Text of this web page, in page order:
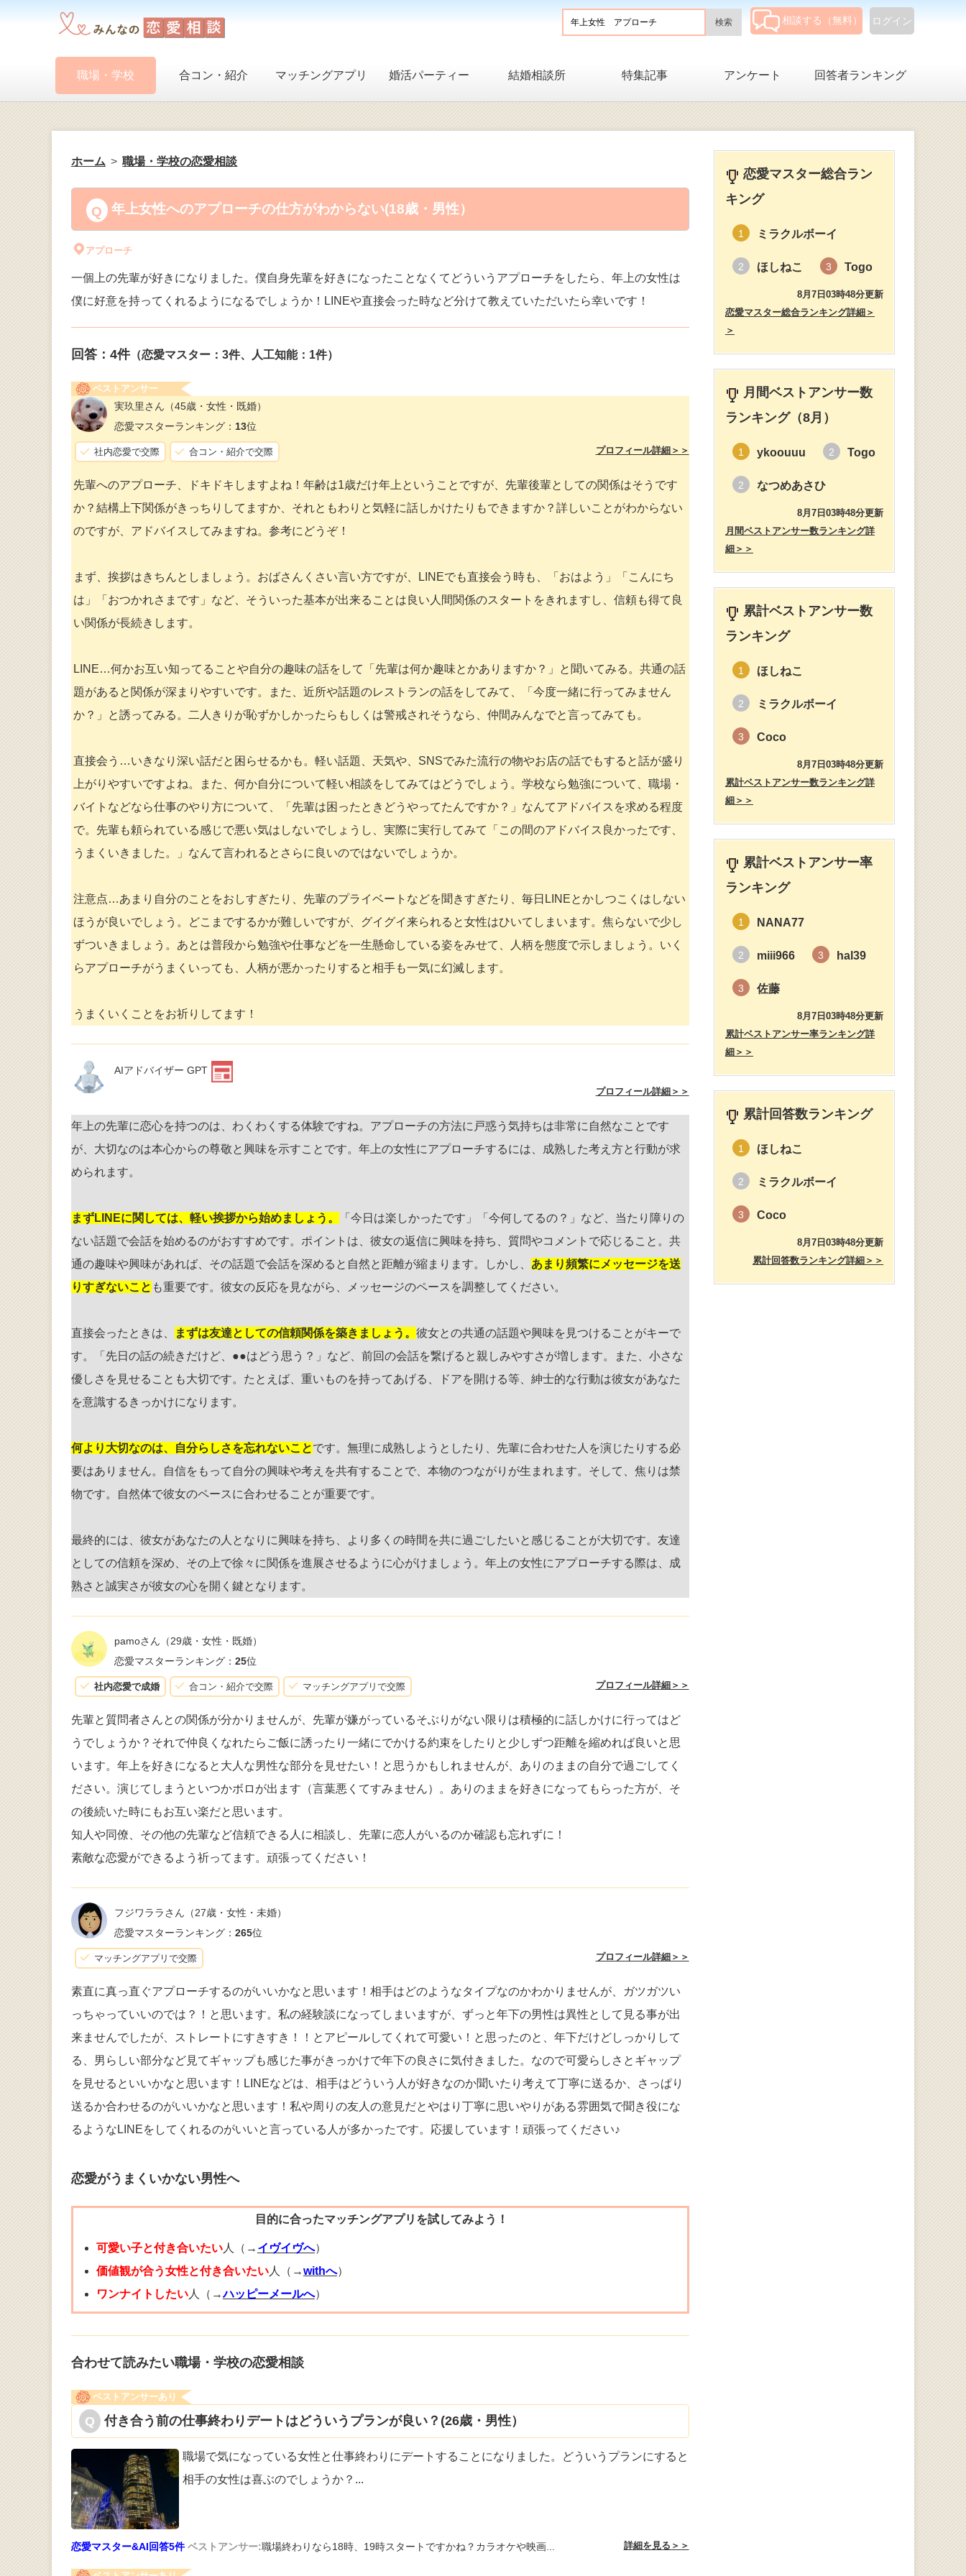
ログイン
相談する（無料）
職場・学校 合コン・紹介 マッチングアプリ 婚活パーティー 結婚相談所 特集記事 アンケート 回答者ランキング
ホーム 職場・学校の恋愛相談
年上女性へのアプローチの仕方がわからない(18歳・男性）
アプローチ
一個上の先輩が好きになりました。僕自身先輩を好きになったことなくてどういうアプローチをしたら、年上の女性は
僕に好意を持ってくれるようになるでしょうか！LINEや直接会った時など分けて教えていただいたら幸いです！
回答： 4件（恋愛マスター：3件、人工知能：1件）
ベストアンサー
実玖里さん （45歳・女性・既婚）
恋愛マスターランキング： 13位
社内恋愛で交際 合コン・紹介で交際 プロフィール詳細＞＞
先輩へのアプローチ、ドキドキしますよね！年齢は1歳だけ年上ということですが、先輩後輩としての関係はそうです
か？結構上下関係がきっちりしてますか、それともわりと気軽に話しかけたりもできますか？詳しいことがわからない
のですが、アドバイスしてみますね。参考にどうぞ！
まず、挨拶はきちんとしましょう。おばさんくさい言い方ですが、LINEでも直接会う時も、「おはよう」「こんにち
は」「おつかれさまです」など、そういった基本が出来ることは良い人間関係のスタートをきれますし、信頼も得て良
い関係が長続きします。
LINE…何かお互い知ってることや自分の趣味の話をして「先輩は何か趣味とかありますか？」と聞いてみる。共通の話
題があると関係が深まりやすいです。また、近所や話題のレストランの話をしてみて、「今度一緒に行ってみません
か？」と誘ってみる。二人きりが恥ずかしかったらもしくは警戒されそうなら、仲間みんなでと言ってみても。
直接会う…いきなり深い話だと困らせるかも。軽い話題、天気や、SNSでみた流行の物やお店の話でもすると話が盛り
上がりやすいですよね。また、何か自分について軽い相談をしてみてはどうでしょう。学校なら勉強について、職場・
バイトなどなら仕事のやり方について、「先輩は困ったときどうやってたんですか？」なんてアドバイスを求める程度
で。先輩も頼られている感じで悪い気はしないでしょうし、実際に実行してみて「この間のアドバイス良かったです、
うまくいきました。」なんて言われるとさらに良いのではないでしょうか。
注意点…あまり自分のことをおしすぎたり、先輩のプライベートなどを聞きすぎたり、毎日LINEとかしつこくはしない
ほうが良いでしょう。どこまでするかが難しいですが、グイグイ来られると女性はひいてしまいます。焦らないで少し
ずついきましょう。あとは普段から勉強や仕事などを一生懸命している姿をみせて、人柄を態度で示しましょう。いく
らアプローチがうまくいっても、人柄が悪かったりすると相手も一気に幻滅します。
うまくいくことをお祈りしてます！
AIアドバイザー GPT
プロフィール詳細＞＞
年上の先輩に恋心を持つのは、わくわくする体験ですね。アプローチの方法に戸惑う気持ちは非常に自然なことです
が、大切なのは本心からの尊敬と興味を示すことです。年上の女性にアプローチするには、成熟した考え方と行動が求
められます。
まずLINEに関しては、軽い挨拶から始めましょう。
「今日は楽しかったです」「今何してるの？」など、当たり障りの
ない話題で会話を始めるのがおすすめです。ポイントは、彼女の返信に興味を持ち、質問やコメントで応じること。共
通の趣味や興味があれば、その話題で会話を深めると自然と距離が縮まります。しかし、 あまり頻繁にメッセージを送
りすぎないこと も重要です。彼女の反応を見ながら、メッセージのペースを調整してください。
直接会ったときは、 まずは友達としての信頼関係を築きましょう。 彼女との共通の話題や興味を見つけることがキーで
す。「先日の話の続きだけど、●●はどう思う？」など、前回の会話を繋げると親しみやすさが増します。また、小さな
優しさを見せることも大切です。たとえば、重いものを持ってあげる、ドアを開ける等、紳士的な行動は彼女があなた
を意識するきっかけになります。
何より大切なのは、自分らしさを忘れないことです。無理に成熟しようとしたり、先輩に合わせた人を演じたりする必
要はありません。自信をもって自分の興味や考えを共有することで、本物のつながりが生まれます。そして、焦りは禁
物です。自然体で彼女のペースに合わせることが重要です。
最終的には、彼女があなたの人となりに興味を持ち、より多くの時間を共に過ごしたいと感じることが大切です。友達
としての信頼を深め、その上で徐々に関係を進展させるように心がけましょう。年上の女性にアプローチする際は、成
熟さと誠実さが彼女の心を開く鍵となります。
pamoさん （29歳・女性・既婚）
恋愛マスターランキング： 25位
社内恋愛で成婚 合コン・紹介で交際 マッチングアプリで交際 プロフィール詳細＞＞
先輩と質問者さんとの関係が分かりませんが、先輩が嫌がっているそぶりがない限りは積極的に話しかけに行ってはど
うでしょうか？それで仲良くなれたらご飯に誘ったり一緒にでかける約束をしたりと少しずつ距離を縮めれば良いと思
います。年上を好きになると大人な男性な部分を見せたい！と思うかもしれませんが、ありのままの自分で過ごしてく
ださい。演じてしまうといつかボロが出ます（言葉悪くてすみません）。ありのままを好きになってもらった方が、そ
の後続いた時にもお互い楽だと思います。
知人や同僚、その他の先輩など信頼できる人に相談し、先輩に恋人がいるのか確認も忘れずに！
素敵な恋愛ができるよう祈ってます。頑張ってください！
フジワララさん （27歳・女性・未婚）
恋愛マスターランキング： 265位
マッチングアプリで交際 プロフィール詳細＞＞
素直に真っ直ぐアプローチするのがいいかなと思います！相手はどのようなタイプなのかわかりませんが、ガツガツい
っちゃっていいのでは？！と思います。私の経験談になってしまいますが、ずっと年下の男性は異性として見る事が出
来ませんでしたが、ストレートにすきすき！！とアピールしてくれて可愛い！と思ったのと、年下だけどしっかりして
る、男らしい部分など見てギャップも感じた事がきっかけで年下の良さに気付きました。なので可愛らしさとギャップ
を見せるといいかなと思います！LINEなどは、相手はどういう人が好きなのか聞いたり考えて丁寧に送るか、さっぱり
送るか合わせるのがいいかなと思います！私や周りの友人の意見だとやはり丁寧に思いやりがある雰囲気で聞き役にな
るようなLINEをしてくれるのがいいと言っている人が多かったです。応援しています！頑張ってください♪
恋愛がうまくいかない男性へ
目的に合ったマッチングアプリを試してみよう！
可愛い子と付き合いたい人（→ イヴイヴへ）
価値観が合う女性と付き合いたい人（→withへ）
ワンナイトしたい人（→ハッピーメールへ）
合わせて読みたい職場・学校の恋愛相談
ベストアンサーあり
付き合う前の仕事終わりデートはどういうプランが良い？(26歳・男性）
職場で気になっている女性と仕事終わりにデートすることになりました。どういうプランにすると
相手の女性は喜ぶのでしょうか？ ...
恋愛マスター&AI回答5件 ベストアンサー:職場終わりなら18時、19時スタートですかね？カラオケや映画... 詳細を見る＞＞
恋愛マスター総合ラン
キング
1 ミラクルボーイ
2 ほしねこ 3 Togo
8月7日03時48分更新
恋愛マスター総合ランキング詳細＞
＞
月間ベストアンサー数
ランキング（8月）
1 ykoouuu 2 Togo
2 なつめあさひ
8月7日03時48分更新
月間ベストアンサー数ランキング詳
細＞＞
累計ベストアンサー数
ランキング
1 ほしねこ
2 ミラクルボーイ
3 Coco
8月7日03時48分更新
累計ベストアンサー数ランキング詳
細＞＞
累計ベストアンサー率
ランキング
1 NANA77
2 miii966 3 hal39
3 佐藤
8月7日03時48分更新
累計ベストアンサー率ランキング詳
細＞＞
累計回答数ランキング
1 ほしねこ
2 ミラクルボーイ
3 Coco
8月7日03時48分更新
累計回答数ランキング詳細＞＞